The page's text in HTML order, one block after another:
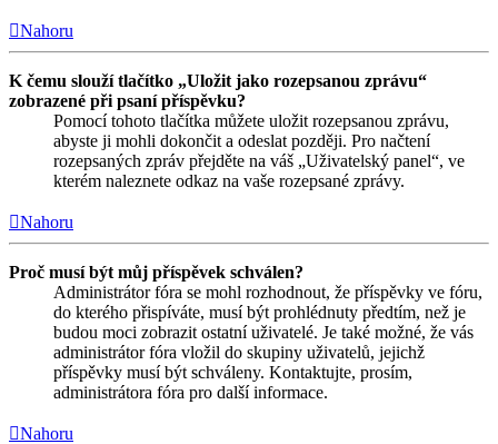
Nahoru
K čemu slouží tlačítko „Uložit jako rozepsanou zprávu“
zobrazené při psaní příspěvku?
Pomocí tohoto tlačítka můžete uložit rozepsanou zprávu,
abyste ji mohli dokončit a odeslat později. Pro načtení
rozepsaných zpráv přejděte na váš „Uživatelský panel“, ve
kterém naleznete odkaz na vaše rozepsané zprávy.
Nahoru
Proč musí být můj příspěvek schválen?
Administrátor fóra se mohl rozhodnout, že příspěvky ve fóru,
do kterého přispíváte, musí být prohlédnuty předtím, než je
budou moci zobrazit ostatní uživatelé. Je také možné, že vás
administrátor fóra vložil do skupiny uživatelů, jejichž
příspěvky musí být schváleny. Kontaktujte, prosím,
administrátora fóra pro další informace.
Nahoru